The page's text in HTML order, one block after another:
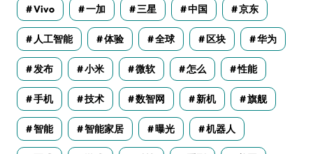
Vivo 一加 三星 中国 京东
人工智能 体验 全球 区块 华为
发布 小米 微软 怎么 性能
手机 技术 数智网 新机 旗舰
智能 智能家居 曝光 机器人